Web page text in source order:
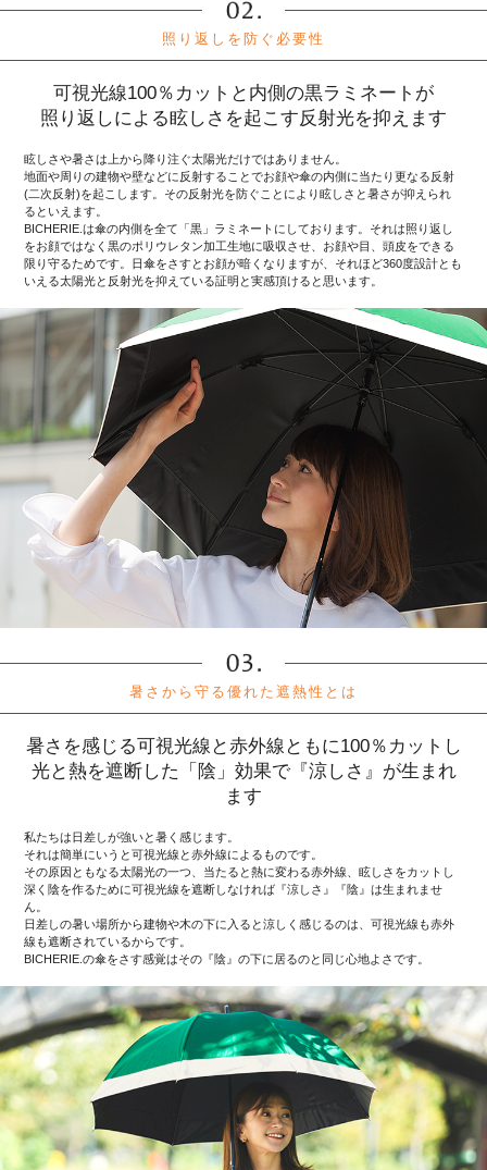
照り返しを防ぐ必要性
可視光線100％カットと内側の黒ラミネートが
照り返しによる眩しさを起こす反射光を抑えます
眩しさや暑さは上から降り注ぐ太陽光だけではありません。
地面や周りの建物や壁などに反射することでお顔や傘の内側に当たり更なる反射
(二次反射)を起こします。その反射光を防ぐことにより眩しさと暑さが抑えられ
るといえます。
BICHERIE.は傘の内側を全て「黒」ラミネートにしております。それは照り返し
をお顔ではなく黒のポリウレタン加工生地に吸収させ、お顔や目、頭皮をできる
限り守るためです。日傘をさすとお顔が暗くなりますが、それほど360度設計とも
いえる太陽光と反射光を抑えている証明と実感頂けると思います。
暑さから守る優れた遮熱性とは
暑さを感じる可視光線と赤外線ともに100％カットし
光と熱を遮断した「陰」効果で『涼しさ』が生まれ
ます
私たちは日差しが強いと暑く感じます。
それは簡単にいうと可視光線と赤外線によるものです。
その原因ともなる太陽光の一つ、当たると熱に変わる赤外線、眩しさをカットし
深く陰を作るために可視光線を遮断しなければ『涼しさ』『陰』は生まれませ
ん。
日差しの暑い場所から建物や木の下に入ると涼しく感じるのは、可視光線も赤外
線も遮断されているからです。
BICHERIE.の傘をさす感覚はその『陰』の下に居るのと同じ心地よさです。